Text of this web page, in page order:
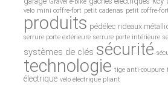
Gravel e-bike
velo mini coffre-fort petit cadenas petit coffre-fort
produits pédélec rideaux
serrure porte extérieure serrure porte intérieure
systèmes de clés sécurité
technologie tige anti-coupure
électrique vélo électrique pliant